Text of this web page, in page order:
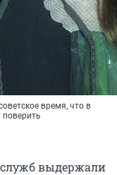
время, что в
выдержали